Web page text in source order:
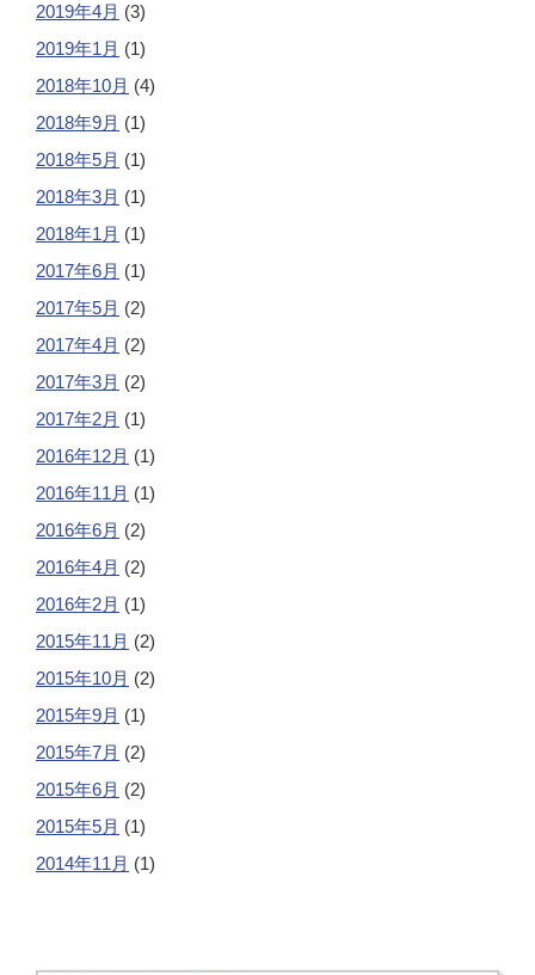
2019年4月 (3)
2019年1月 (1)
2018年10月 (4)
2018年9月 (1)
2018年5月 (1)
2018年3月 (1)
2018年1月 (1)
2017年6月 (1)
2017年5月 (2)
2017年4月 (2)
2017年3月 (2)
2017年2月 (1)
2016年12月 (1)
2016年11月 (1)
2016年6月 (2)
2016年4月 (2)
2016年2月 (1)
2015年11月 (2)
2015年10月 (2)
2015年9月 (1)
2015年7月 (2)
2015年6月 (2)
2015年5月 (1)
2014年11月 (1)